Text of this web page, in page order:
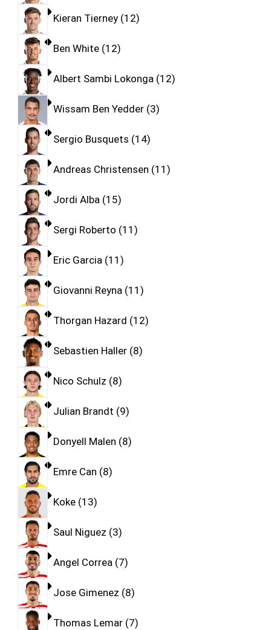
Kieran Tierney 12
Ben White 12
Albert Sambi Lokonga 12
Wissam Ben Yedder 3
Sergio Busquets 14
Andreas Christensen 11
Jordi Alba 15
Sergi Roberto 11
Eric Garcia 11
Giovanni Reyna 11
Thorgan Hazard 12
Sebastien Haller 8
Nico Schulz 8
Julian Brandt 9
Donyell Malen 8
Emre Can 8
Koke 13
Saul Niguez 3
Angel Correa 7
Jose Gimenez 8
Thomas Lemar 7